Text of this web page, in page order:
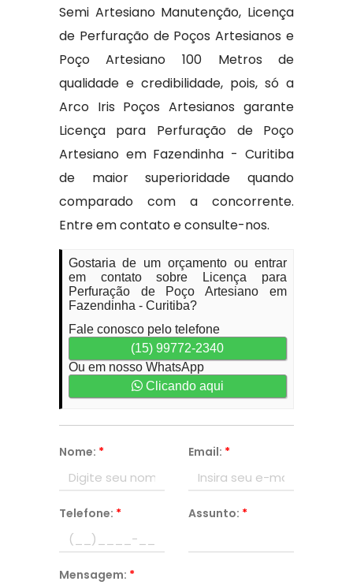
Semi Artesiano Manutenção, Licença
de Perfuração de Poços Artesianos e
Poço Artesiano 100 Metros de
qualidade e credibilidade, pois, só a
Arco Iris Poços Artesianos garante
Licença para Perfuração de Poço
Artesiano em Fazendinha - Curitiba
de maior superioridade quando
comparado com a concorrente.
Entre em contato e consulte-nos.
Gostaria de um orçamento ou entrar
em contato sobre Licença para
Perfuração de Poço Artesiano em
Fazendinha - Curitiba?
Fale conosco pelo telefone
(15) 99772-2340
Ou em nosso WhatsApp
Clicando aqui
Nome: * Email: *
Telefone: * Assunto: *
Mensagem: *